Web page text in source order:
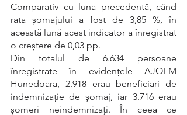
Comparativ cu luna precedentă, când
rata șomajului a fost de 3,85 %, în
această lună acest indicator a înregistrat
o creștere de 0,03 pp.
Din totalul de 6.634 persoane
înregistrate în evidențele AJOFM
Hunedoara, 2.918 erau beneficiari de
indemnizaţie de şomaj, iar 3.716 erau
șomeri neindemnizați. În ceea ce